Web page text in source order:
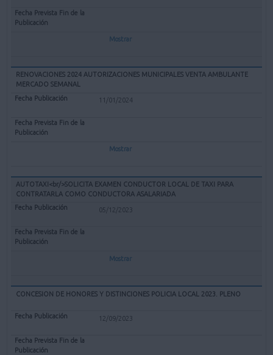
Mostrar
RENOVACIONES 2024 AUTORIZACIONES MUNICIPALES VENTA AMBULANTE
MERCADO SEMANAL
11/01/2024
Mostrar
AUTOTAXI<br/>SOLICITA EXAMEN CONDUCTOR LOCAL DE TAXI PARA
CONTRATARLA COMO CONDUCTORA ASALARIADA
05/12/2023
Mostrar
CONCESION DE HONORES Y DISTINCIONES POLICIA LOCAL 2023. PLENO
12/09/2023